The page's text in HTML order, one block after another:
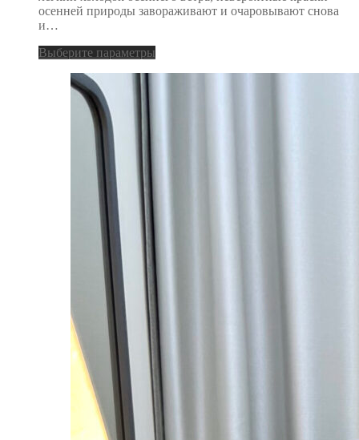
осенней природы завораживают и очаровывают снова
и…
Выберите параметры